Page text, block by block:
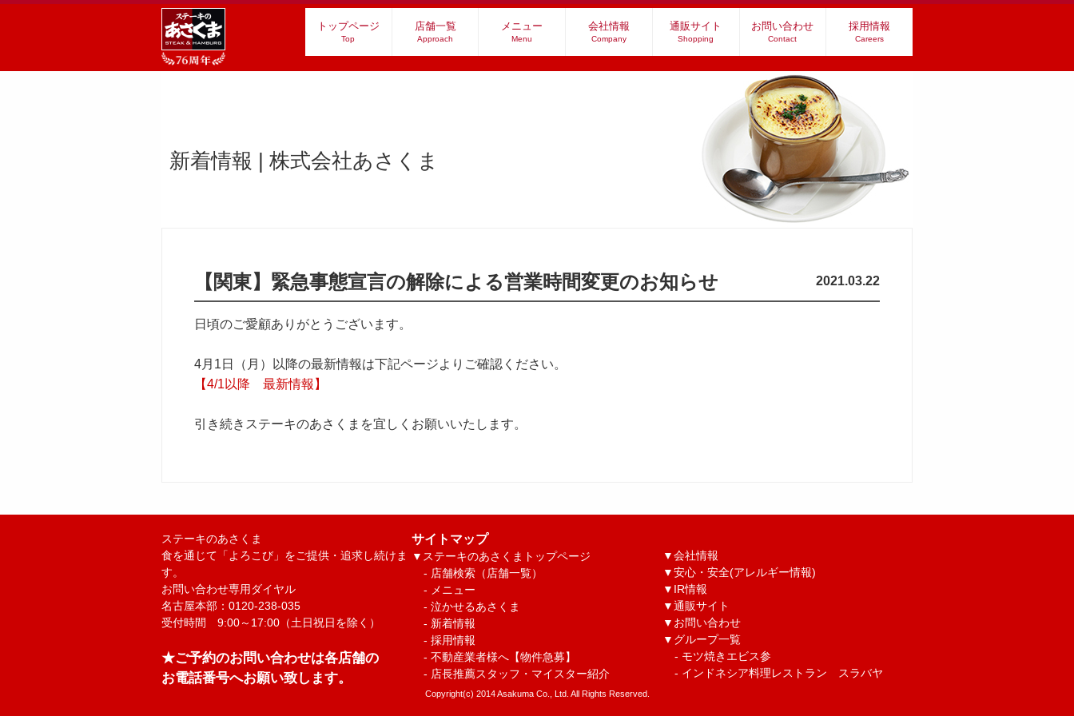
トップページ
Top
店舗一覧
Approach
メニュー
Menu
会社情報
Company
通販サイト
Shopping
お問い合わせ
Contact
採用情報
Careers
新着情報 | 株式会社あさくま
【関東】緊急事態宣言の解除による営業時間変更のお知らせ 2021.03.22
日頃のご愛顧ありがとうございます。
4月1日（月）以降の最新情報は下記ページよりご確認ください。
【4/1以降 最新情報】
引き続きステーキのあさくまを宜しくお願いいたします。
ステーキのあさくま
食を通じて「よろこび」をご提供・追求し続けま
す。
お問い合わせ専用ダイヤル
名古屋本部：0120-238-035
受付時間 9:00～17:00（土日祝日を除く）
★ご予約のお問い合わせは各店舗の
お電話番号へお願い致します。
サイトマップ
▼ ステーキのあさくまトップページ
- 店舗検索（店舗一覧）
- メニュー
-泣かせるあさくま
- 新着情報
-採用情報
-不動産業者様へ【物件急募】
- 店長推薦スタッフ・マイスター紹介
▼会社情報
▼安心・安全(アレルギー情報)
▼ IR情報
▼通販サイト
▼ お問い合わせ
▼グループ一覧
- モツ焼きエビス参
- インドネシア料理レストラン スラバヤ
Copyright(c) 2014 Asakuma Co., Ltd. All Rights Reserved.